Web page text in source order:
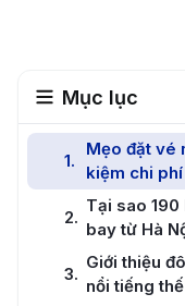
Mục lục
1.
Mẹo đặt vé
kiệm chi phí
2.
Tại sao
bay từ Hà
3.
Giới thiệu
nổi tiếng